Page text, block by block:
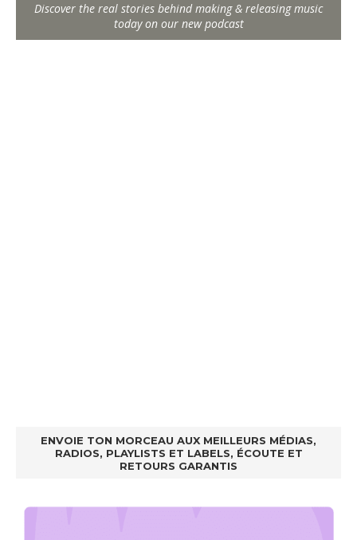
Discover the real stories behind making & releasing music
today on our new podcast
ENVOIE TON MORCEAU AUX MEILLEURS MÉDIAS,
RADIOS, PLAYLISTS ET LABELS, ÉCOUTE ET
RETOURS GARANTIS